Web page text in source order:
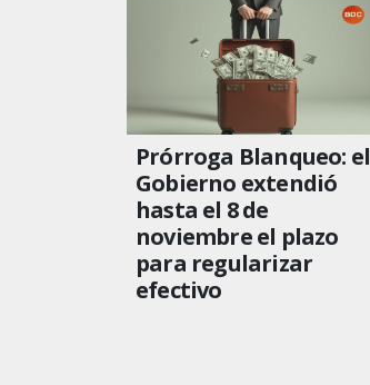
Prórroga Blanqueo: el
Gobierno extendió
hasta el 8 de
noviembre el plazo
para regularizar
efectivo